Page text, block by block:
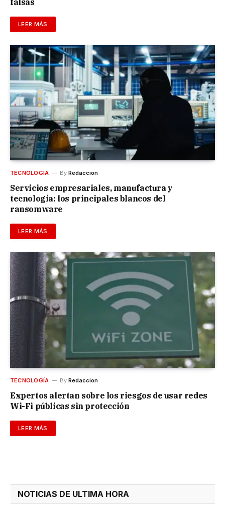
LEER MÁS
TECNOLOGÍA By Redaccion
Servicios empresariales, manufactura y
tecnología: los principales blancos del
ransomware
LEER MÁS
TECNOLOGÍA By Redaccion
Expertos alertan sobre los riesgos de usar redes
Wi-Fi públicas sin protección
LEER MÁS
NOTICIAS DE ULTIMA HORA